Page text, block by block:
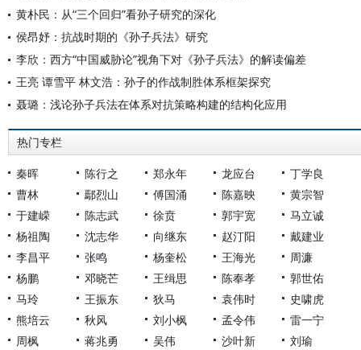
黄朴民：从“三个回归”看孙子研究的深化
侯昂妤：抗战时期的《孙子兵法》研究
李欣：西方“中国威胁论”视角下对《孙子兵法》的解读偏差
王亮 谭雪平 林文浩：孙子的作战制胜体系框架探究
聂璐：浅论孙子兵法在体系对抗策略构建的结构化应用
热门专栏
秦晖 陈行之 郑永年 龙应台
丁学良
曹林
鄢烈山 傅国涌 陈嘉映
黄宗智
于建嵘
陈志武 徐贲 郭宇宽
马立诚
杨祖陶
沈志华 向继东 赵汀阳
戴建业
李昌平
张鸣 杨奎松 王海光
周濂
杨鹏
邓晓芒 王缉思 陈奉孝
郭世佑
马玲
王振东 狄马 袁伟时
史啸虎
熊培云
秋风 刘小枫 孟令伟
雷一宁
周枫
蒋兆勇 吴伟 沙叶新 刘瑜